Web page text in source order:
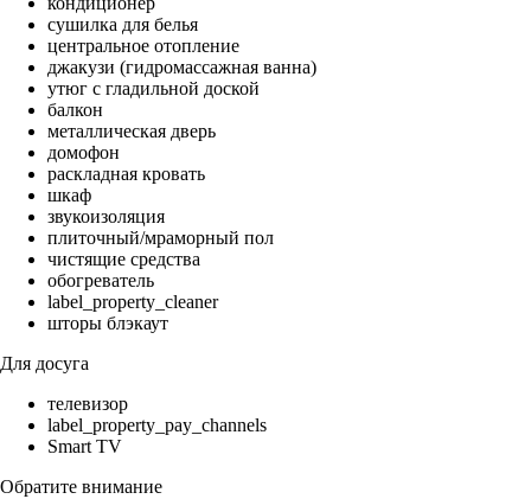
сушилка для белья
центральное отопление
джакузи (гидромассажная ванна)
утюг с гладильной доской
балкон
металлическая дверь
домофон
раскладная кровать
шкаф
звукоизоляция
плиточный/мраморный пол
чистящие средства
обогреватель
label_property_cleaner
шторы блэкаут
Для досуга
телевизор
label_property_pay_channels
Smart TV
Обратите внимание